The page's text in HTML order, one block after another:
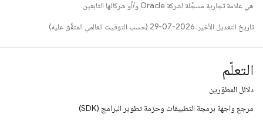
هي علامة تجارية مسجَّلة لشركة Oracle و/أو شركائها التابعين.
تاريخ التعديل الأخير: 2026-07-29 (حسب التوقيت العالمي المتفَّق عليه)
التعلّم
دلائل المطوّرين
مرجع واجهة برمجة التطبيقات وحزمة تطوير البرامج (SDK)